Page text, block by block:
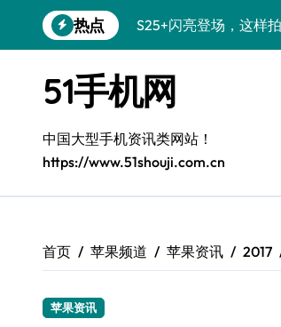
到
热点
S25+闪亮登场，这样
S26+颜值暴增！三星
A56 5G新机登场，三
三星S26上手秒变个性
S25美化秘籍：个性定
Galaxy C55 5G登场，
51手机网
中国大型手机资讯类网站！
https://www.51shouji.com.cn
首页 苹果频道 苹果资讯 2017
苹果资讯